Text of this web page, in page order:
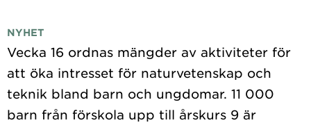
NYHET
Vecka 16 ordnas mängder av aktiviteter för
att öka intresset för naturvetenskap och
teknik bland barn och ungdomar. 11 000
barn från förskola upp till årskurs 9 är